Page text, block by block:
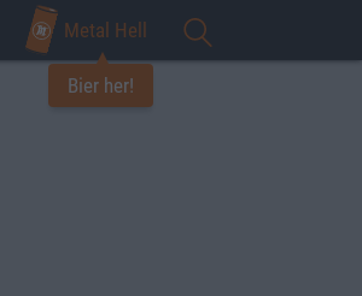
Metal Hell
Bier her!